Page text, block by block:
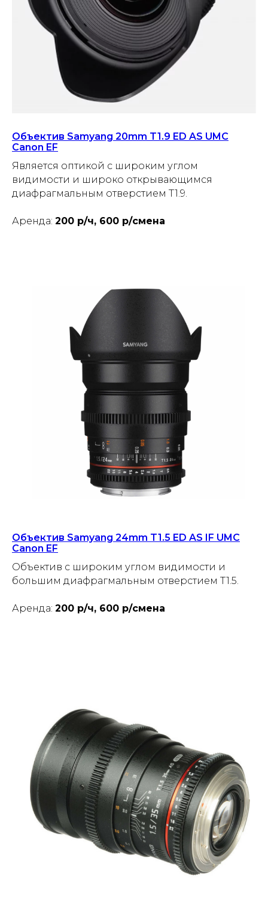
Объектив Samyang 20mm T1.9 ED AS UMC
Canon EF
Является оптикой с широким углом
видимости и широко открывающимся
диафрагмальным отверстием T1.9.
Аренда: 200 р/ч, 600 р/смена
Объектив Samyang 24mm T1.5 ED AS IF UMC
Canon EF
Объектив с широким углом видимости и
большим диафрагмальным отверстием T1.5.
Аренда: 200 р/ч, 600 р/смена